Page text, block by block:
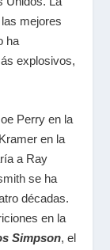
mejores
ha
explosivos,
Perry en la
en la
a Ray
se ha
décadas.
en la
Simpson, el